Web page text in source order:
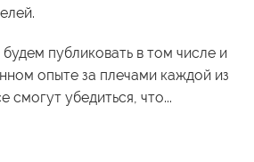
публиковать в том числе и
опыте за плечами каждой из
смогут убедиться, что...